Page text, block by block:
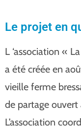
Le projet en
L ‘association «
a été créée en
vieille ferme
de partage ouvert
L’association